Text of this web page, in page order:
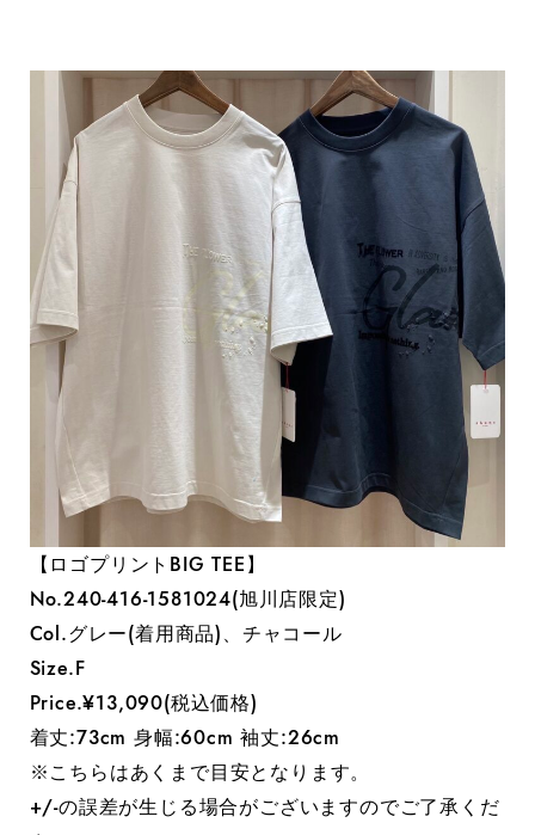
【ロゴプリントBIG TEE】
No.240-416-1581024(旭川店限定)
Col.グレー(着用商品)、チャコール
Size.F
Price.¥13,090(税込価格)
着丈:73cm 身幅:60cm 袖丈:26cm
※こちらはあくまで目安となります。
+/-の誤差が生じる場合がございますのでご了承くだ